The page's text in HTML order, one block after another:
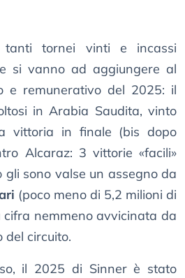
tornei vinti e incassi
si vanno ad aggiungere al
e remunerativo del 2025: il
in Arabia Saudita, vinto
vittoria in finale (bis dopo
Alcaraz: 3 vittorie «facili»
sono valse un assegno da
(poco meno di 5,2 milioni di
cifra nemmeno avvicinata da
del circuito.
il 2025 di Sinner è stato